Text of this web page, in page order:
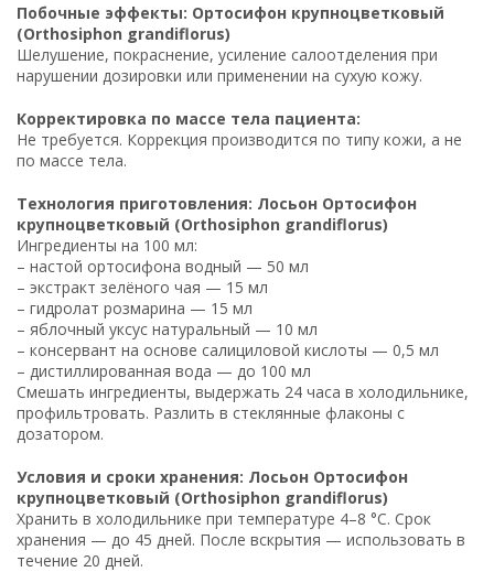
Побочные эффекты: Ортосифон крупноцветковый
(Orthosiphon grandiflorus)
Шелушение, покраснение, усиление салоотделения при
нарушении дозировки или применении на сухую кожу.
Корректировка по массе тела пациента:
Не требуется. Коррекция производится по типу кожи, а не
по массе тела.
Технология приготовления: Лосьон Ортосифон
крупноцветковый (Orthosiphon grandiflorus)
Ингредиенты на 100 мл:
– настой ортосифона водный — 50 мл
– экстракт зелёного чая — 15 мл
– гидролат розмарина — 15 мл
– яблочный уксус натуральный — 10 мл
– консервант на основе салициловой кислоты — 0,5 мл
– дистиллированная вода — до 100 мл
Смешать ингредиенты, выдержать 24 часа в холодильнике,
профильтровать. Разлить в стеклянные флаконы с
дозатором.
Условия и сроки хранения: Лосьон Ортосифон
крупноцветковый (Orthosiphon grandiflorus)
Хранить в холодильнике при температуре 4–8 °C. Срок
хранения — до 45 дней. После вскрытия — использовать в
течение 20 дней.